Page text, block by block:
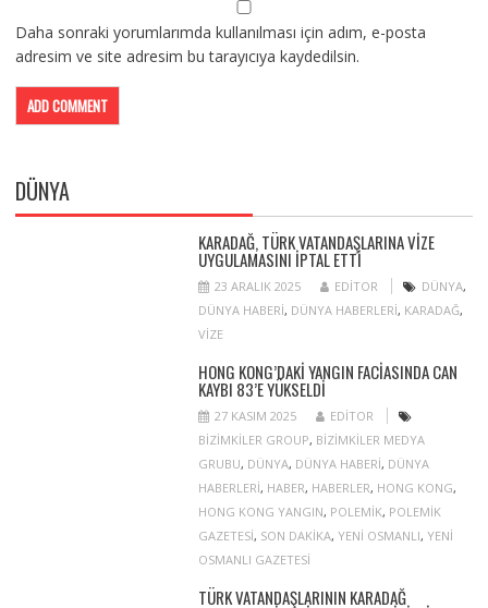
Daha sonraki yorumlarımda kullanılması için adım, e-posta
adresim ve site adresim bu tarayıcıya kaydedilsin.
DÜNYA
KARADAĞ, TÜRK VATANDAŞLARINA VIZE
UYGULAMASINI IPTAL ETTI
23 ARALIK 2025 EDITOR DÜNYA,
DÜNYA HABERI, DÜNYA HABERLERI, KARADAĞ,
VIZE
HONG KONG’DAKI YANGIN FACIASINDA CAN
KAYBI 83’E YÜKSELDI
27 KASIM 2025
EDITOR
BIZIMKILER GROUP, BIZIMKILER MEDYA
GRUBU, DÜNYA, DÜNYA HABERI, DÜNYA
HABERLERI, HABER, HABERLER, HONG KONG,
HONG KONG YANGIN, POLEMIK, POLEMIK
GAZETESI, SON DAKIKA, YENI OSMANLI, YENI
OSMANLI GAZETESI
TÜRK VATANDAŞLARININ KARADAĞ